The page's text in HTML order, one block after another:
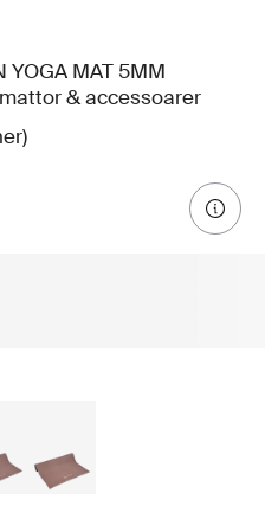
YOGA MAT 5MM
& accessoarer